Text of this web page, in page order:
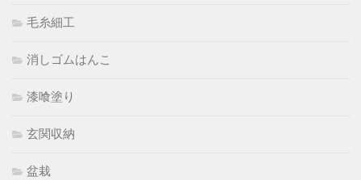
毛糸細工
消しゴムはんこ
漆喰塗り
玄関収納
盆栽